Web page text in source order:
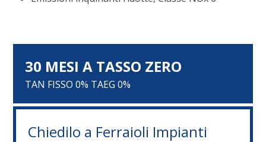
30 MESI A TASSO ZERO
TAN FISSO 0% TAEG 0%
Chiedilo a Ferraioli Impianti